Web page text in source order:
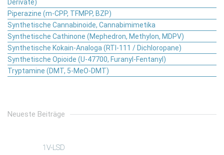
Derivate)
Piperazine (m-CPP, TFMPP, BZP)
Synthetische Cannabinoide, Cannabimimetika
Synthetische Cathinone (Mephedron, Methylon, MDPV)
Synthetische Kokain-Analoga (RTI-111 / Dichloropane)
Synthetische Opioide (U-47700, Furanyl-Fentanyl)
Tryptamine (DMT, 5-MeO-DMT)
Neueste Beiträge
1V-LSD